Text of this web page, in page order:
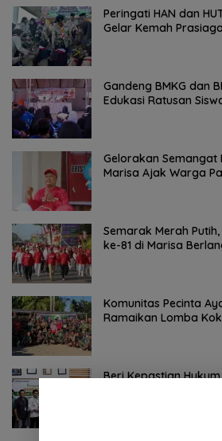
Peringati HAN dan
Gelar Kemah
Gandeng BMKG dan
Edukasi Ratusan
Gelorakan Semangat
Marisa Ajak Warga
Semarak Merah Putih,
ke-81 di Marisa
Komunitas Pecinta
Ramaikan Lomba
Beri Kepastian